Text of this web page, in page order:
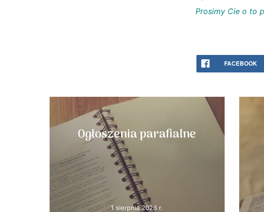
Prosimy Cie o to
FACEBOOK
Ogłoszenia parafialne
1 sierpnia 2026 r.